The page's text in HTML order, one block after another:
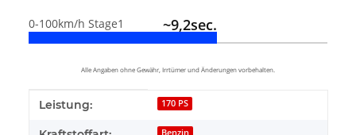
0-100km/h Stage1 ~9,2sec.
Alle Angaben ohne Gewähr, Irrtümer und Änderungen vorbehalten.
Produkteigenschaft
Wert
Leistung: 170 PS